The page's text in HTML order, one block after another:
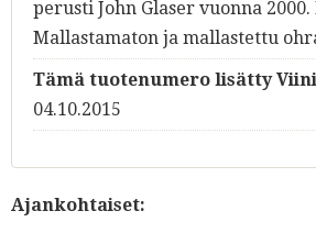
perusti John Glaser vuonna 2000.
Mallastamaton ja mallastettu
Tämä tuotenumero lisätty
04.10.2015
Ajankohtaiset: